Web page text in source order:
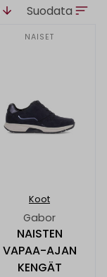
Suodata
NAISET
Koot
Gabor
NAISTEN
VAPAA-AJAN
KENGÄT